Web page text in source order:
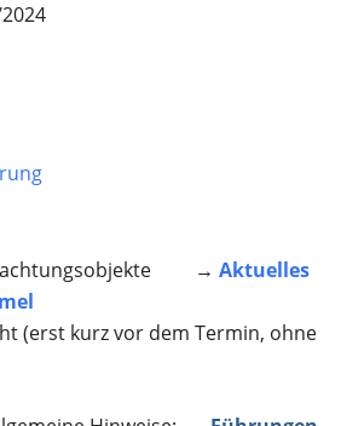
→ Aktuelles
(erst kurz vor dem Termin, ohne